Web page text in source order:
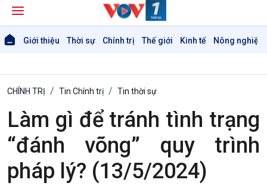
Giới thiệu Thời sự Chính trị Thế giới Kinh tế Nông nghiệp
Giới thiệu
Thời sự 6h
Thời sự 12h
Thời sự 18h
CHÍNH TRỊ Tin Chính trị Tin thời sự
Làm gì để tránh tình trạng
“đánh võng” quy trình
pháp lý? (13/5/2024)